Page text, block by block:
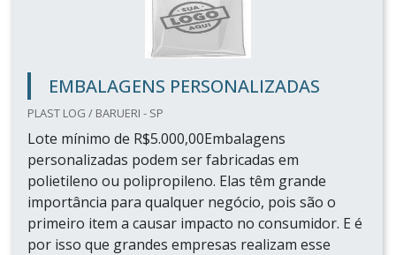
EMBALAGENS PERSONALIZADAS
PLAST LOG / BARUERI - SP
Lote mínimo de R$5.000,00Embalagens
personalizadas podem ser fabricadas em
polietileno ou polipropileno. Elas têm grande
importância para qualquer negócio, pois são o
primeiro item a causar impacto no consumidor. E é
por isso que grandes empresas realizam esse